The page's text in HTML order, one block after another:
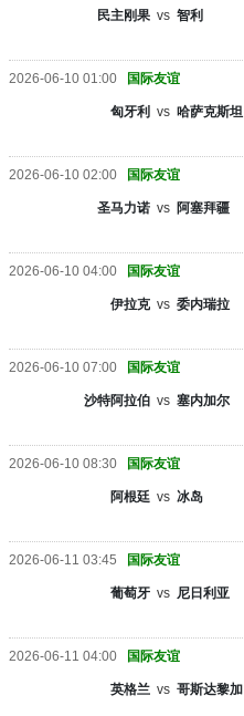
民主刚果 vs 智利
2026-06-10 01:00 国际友谊
匈牙利 vs 哈萨克斯坦
2026-06-10 02:00 国际友谊
圣马力诺 vs 阿塞拜疆
2026-06-10 04:00 国际友谊
伊拉克 vs 委内瑞拉
2026-06-10 07:00 国际友谊
沙特阿拉伯 vs 塞内加尔
2026-06-10 08:30 国际友谊
阿根廷 vs 冰岛
2026-06-11 03:45 国际友谊
葡萄牙 vs 尼日利亚
2026-06-11 04:00 国际友谊
英格兰 vs 哥斯达黎加